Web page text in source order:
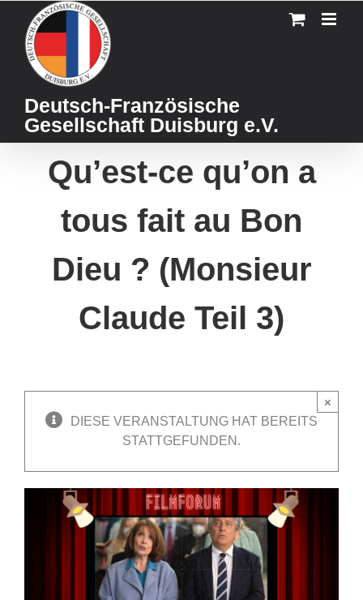
content
Deutsch-Französische
Gesellschaft Duisburg e.V.
Qu’est-ce qu’on a
tous fait au Bon
Dieu ? (Monsieur
Claude Teil 3)
DIESE VERANSTALTUNG HAT BEREITS
STATTGEFUNDEN.
×